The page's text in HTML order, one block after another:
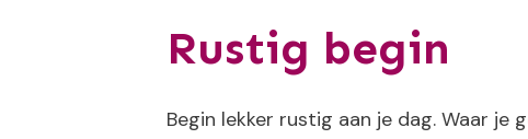
Rustig begin
Begin lekker rustig aan je dag. Waar je